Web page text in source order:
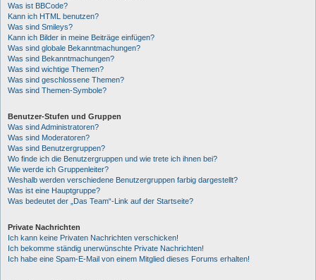
Was ist BBCode?
Kann ich HTML benutzen?
Was sind Smileys?
Kann ich Bilder in meine Beiträge einfügen?
Was sind globale Bekanntmachungen?
Was sind Bekanntmachungen?
Was sind wichtige Themen?
Was sind geschlossene Themen?
Was sind Themen-Symbole?
Benutzer-Stufen und Gruppen
Was sind Administratoren?
Was sind Moderatoren?
Was sind Benutzergruppen?
Wo finde ich die Benutzergruppen und wie trete ich ihnen bei?
Wie werde ich Gruppenleiter?
Weshalb werden verschiedene Benutzergruppen farbig dargestellt?
Was ist eine Hauptgruppe?
Was bedeutet der „Das Team“-Link auf der Startseite?
Private Nachrichten
Ich kann keine Privaten Nachrichten verschicken!
Ich bekomme ständig unerwünschte Private Nachrichten!
Ich habe eine Spam-E-Mail von einem Mitglied dieses Forums erhalten!